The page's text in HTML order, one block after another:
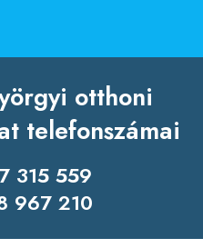
otthoni
telefonszámai
315 559
967 210